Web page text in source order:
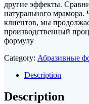
другие эффекты.
натурального мрамора.
клиентов, мы
производственный
формулу
Category: Абразивные
Description
Description